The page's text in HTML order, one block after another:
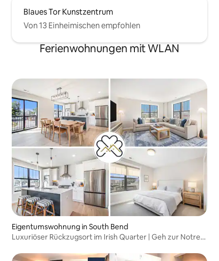
Blaues Tor Kunstzentrum
Von 13 Einheimischen empfohlen
Ferienwohnungen mit WLAN
Eigentumswohnung in South Bend
Luxuriöser Rückzugsort im Irish Quarter | Geh zur Notre-